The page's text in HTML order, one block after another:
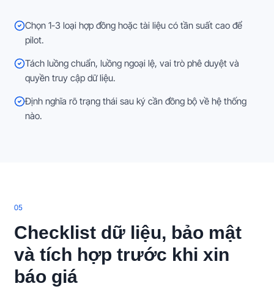
Chọn 1-3 loại hợp đồng hoặc tài liệu có tần suất cao để
pilot.
Tách luồng chuẩn, luồng ngoại lệ, vai trò phê duyệt và
quyền truy cập dữ liệu.
Định nghĩa rõ trạng thái sau ký cần đồng bộ về hệ thống
nào.
05
Checklist dữ liệu, bảo mật
và tích hợp trước khi xin
báo giá